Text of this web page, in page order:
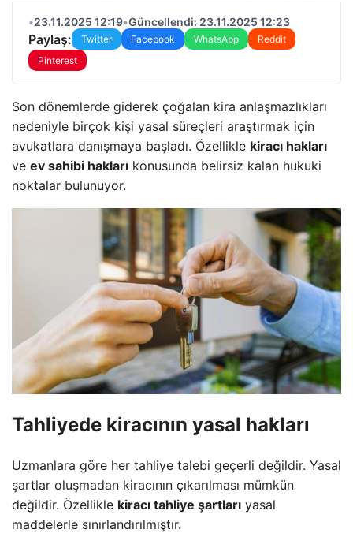
•23.11.2025 12:19•Güncellendi: 23.11.2025 12:23
Paylaş: Twitter Facebook WhatsApp
Reddit
Pinterest
Son dönemlerde giderek çoğalan kira anlaşmazlıkları
nedeniyle birçok kişi yasal süreçleri araştırmak için
avukatlara danışmaya başladı. Özellikle kiracı hakları
ve ev sahibi hakları konusunda belirsiz kalan hukuki
noktalar bulunuyor.
Tahliyede kiracının yasal hakları
Uzmanlara göre her tahliye talebi geçerli değildir. Yasal
şartlar oluşmadan kiracının çıkarılması mümkün
değildir. Özellikle kiracı tahliye şartları yasal
maddelerle sınırlandırılmıştır.